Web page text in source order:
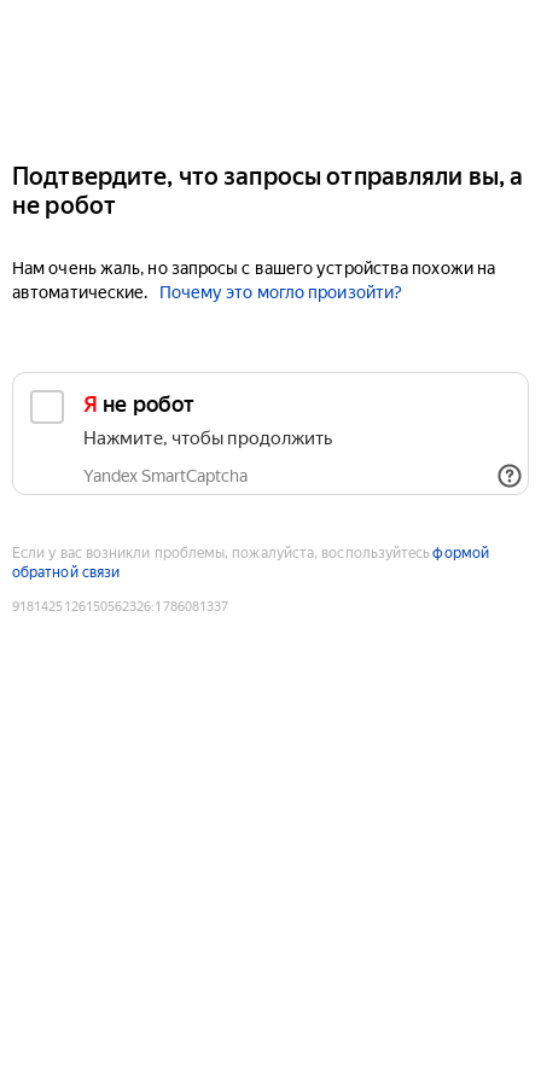
Подтвердите, что запросы отправляли вы, а
не робот
Нам очень жаль, но запросы с вашего устройства похожи на
автоматические.
Почему это могло произойти?
Я не робот
Нажмите, чтобы продолжить
Yandex SmartCaptcha
Если у вас возникли проблемы, пожалуйста, воспользуйтесьформой
обратной связи
9181425126150562326:1786081337